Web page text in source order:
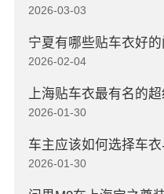
2026-03-03
宁夏有哪些贴车衣好的
2026-02-04
上海贴车衣最有名的
2026-01-30
车主应该如何选择车衣
2026-01-30